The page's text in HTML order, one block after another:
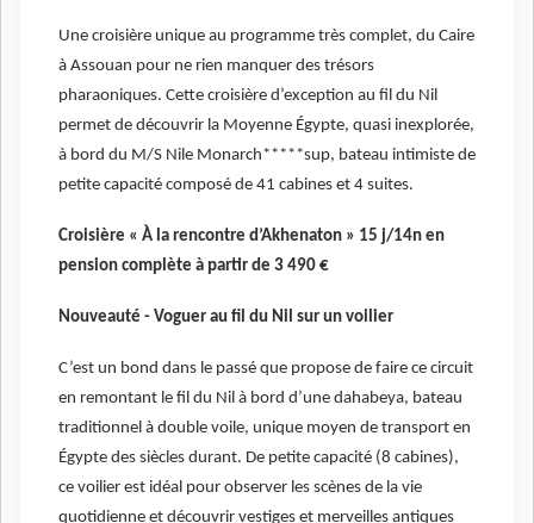
Une croisière unique au programme très complet, du Caire
à Assouan pour ne rien manquer des trésors
pharaoniques. Cette croisière d’exception au fil du Nil
permet de découvrir la Moyenne Égypte, quasi inexplorée,
à bord du M/S Nile Monarch*****sup, bateau intimiste de
petite capacité composé de 41 cabines et 4 suites.
Croisière « À la rencontre d’Akhenaton » 15 j/14n en
pension complète à partir de 3 490 €
Nouveauté - Voguer au fil du Nil sur un voilier
C’est un bond dans le passé que propose de faire ce circuit
en remontant le fil du Nil à bord d’une dahabeya, bateau
traditionnel à double voile, unique moyen de transport en
Égypte des siècles durant. De petite capacité (8 cabines),
ce voilier est idéal pour observer les scènes de la vie
quotidienne et découvrir vestiges et merveilles antiques